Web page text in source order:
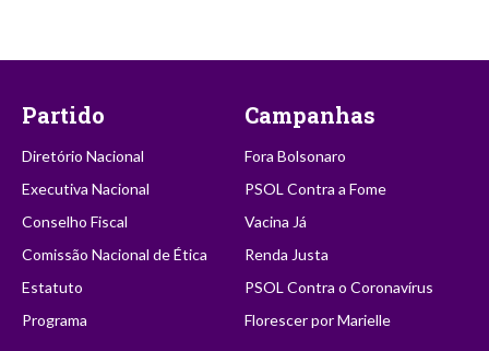
Partido
Diretório Nacional
Executiva Nacional
Conselho Fiscal
Comissão Nacional de Ética
Estatuto
Programa
Campanhas
Fora Bolsonaro
PSOL Contra a Fome
Vacina Já
Renda Justa
PSOL Contra o Coronavírus
Florescer por Marielle